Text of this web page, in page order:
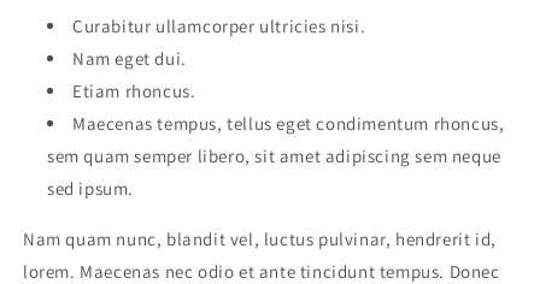
Curabitur ullamcorper ultricies nisi.
Nam eget dui.
Etiam rhoncus.
Maecenas tempus, tellus eget condimentum rhoncus,
sem quam semper libero, sit amet adipiscing sem neque
sed ipsum.
Nam quam nunc, blandit vel, luctus pulvinar, hendrerit id,
lorem. Maecenas nec odio et ante tincidunt tempus. Donec